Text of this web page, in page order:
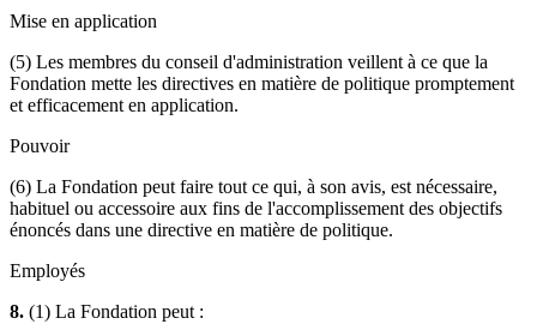
Mise en application
(5) Les membres du conseil d'administration veillent à ce que la
Fondation mette les directives en matière de politique promptement
et efficacement en application.
Pouvoir
(6) La Fondation peut faire tout ce qui, à son avis, est nécessaire,
habituel ou accessoire aux fins de l'accomplissement des objectifs
énoncés dans une directive en matière de politique.
Employés
8. (1) La Fondation peut :